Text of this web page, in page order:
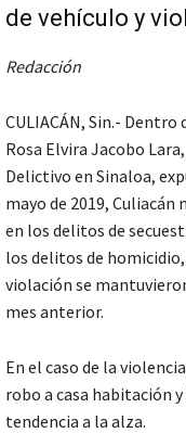
de vehículo y
Redacción
CULIACÁN, Sin.-
Rosa Elvira Jacobo
Delictivo en Sinaloa,
mayo de 2019,
en los delitos de
los delitos de
violación se
mes anterior.
En el caso de la
robo a casa habitación
tendencia a la alza.